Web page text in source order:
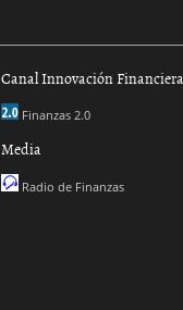
Canal Innovación Financiera
Finanzas 2.0
Media
Radio de Finanzas